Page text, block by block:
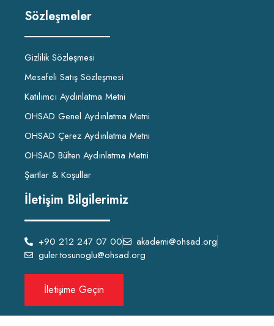
Sözleşmeler
Gizlilik Sözleşmesi
Mesafeli Satış Sözleşmesi
Katılımcı Aydınlatma Metni
OHSAD Genel Aydınlatma Metni
OHSAD Çerez Aydınlatma Metni
OHSAD Bülten Aydınlatma Metni
Şartlar & Koşullar
İletişim Bilgilerimiz
+90 212 247 07 00
akademi@ohsad.org
guler.tosunoglu@ohsad.org
İletişime Geçin